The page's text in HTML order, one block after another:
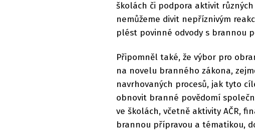
školách či podpora aktivit
nemůžeme divit nepříznivým
plést povinné odvody s brannou
Připomněl také, že výbor pro
na novelu branného zákona,
navrhovaných procesů, jak tyto
obnovit branné povědomí
ve školách, včetně aktivity AČR,
brannou přípravou a tématikou,